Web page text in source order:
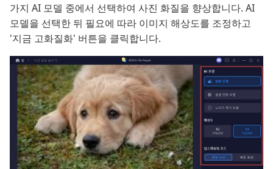
가지 AI 모델 중에서 선택하여 사진 화질을 향상합니다. AI
모델을 선택한 뒤 필요에 따라 이미지 해상도를 조정하고
'지금 고화질화' 버튼을 클릭합니다.